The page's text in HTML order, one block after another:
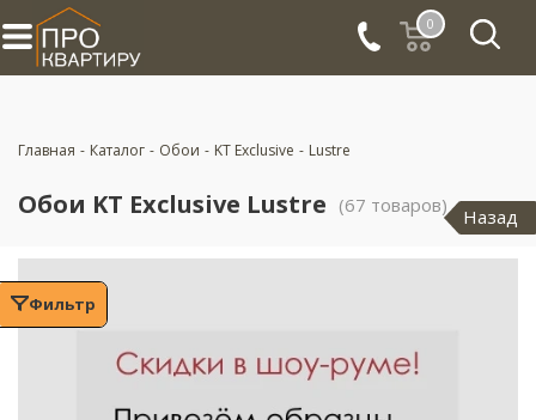
0
Главная - Каталог - Обои - KT Exclusive - Lustre
Обои KT Exclusive Lustre (67 товаров) Назад
Фильтр